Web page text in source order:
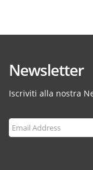
Newsletter
Iscriviti alla nostra